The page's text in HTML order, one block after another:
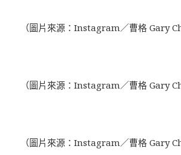
（圖片來源：Instagram／曹格 Gary
（圖片來源：Instagram／曹格 Gary
（圖片來源：Instagram／曹格 Gary